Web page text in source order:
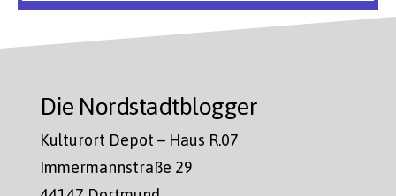
Die Nordstadtblogger
Kulturort Depot – Haus R.07
Immermannstraße 29